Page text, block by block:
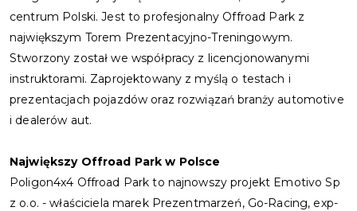
centrum Polski. Jest to profesjonalny Offroad Park z
największym Torem Prezentacyjno-Treningowym.
Stworzony został we współpracy z licencjonowanymi
instruktorami. Zaprojektowany z myślą o testach i
prezentacjach pojazdów oraz rozwiązań branży automotive
i dealerów aut.
Największy Offroad Park w Polsce
Poligon4x4 Offroad Park to najnowszy projekt Emotivo Sp
z o.o. - właściciela marek Prezentmarzeń, Go-Racing, exp-